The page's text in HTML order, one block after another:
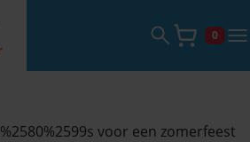
Zoekveld0
voor een zomerfeest